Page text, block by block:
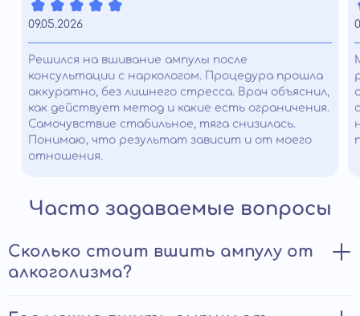
09.05.2026
Решился на вшивание ампулы после
консультации с наркологом. Процедура прошла
аккуратно, без лишнего стресса. Врач объяснил,
как действует метод и какие есть ограничения.
Самочувствие стабильное, тяга снизилась.
Понимаю, что результат зависит и от моего
отношения.
Часто задаваемые вопросы
Сколько стоит вшить ампулу от
алкоголизма?